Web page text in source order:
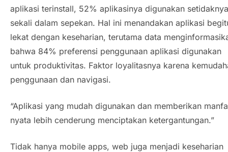
aplikasi terinstall, 52% aplikasinya digunakan setidaknya
sekali dalam sepekan. Hal ini menandakan aplikasi
lekat dengan keseharian, terutama data
bahwa 84% preferensi penggunaan aplikasi digunakan
untuk produktivitas. Faktor loyalitasnya karena
penggunaan dan navigasi.
“Aplikasi yang mudah digunakan dan memberikan
nyata lebih cenderung menciptakan ketergantungan.”
Tidak hanya mobile apps, web juga menjadi keseharian